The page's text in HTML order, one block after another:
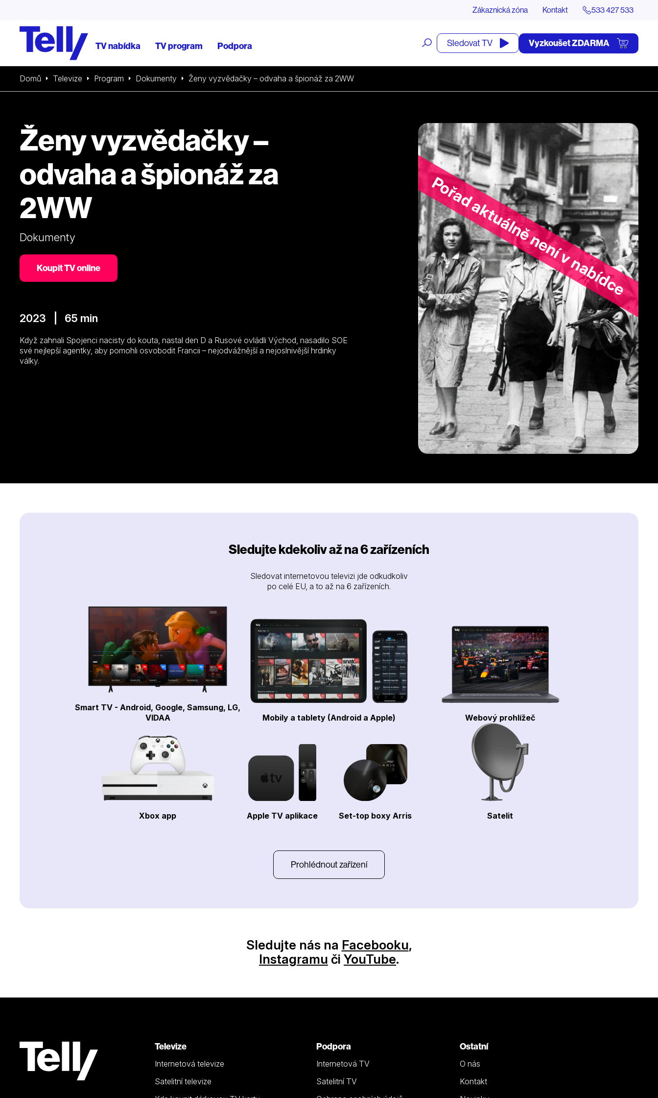
Zákaznická zóna Kontakt 533 427 533
TV nabídka TV program Podpora
Otevřít
vyhledávání
Sledovat TV Vyzkoušet ZDARMA
Domů Televize Program Dokumenty Ženy vyzvědačky – odvaha a špionáž za 2WW
Pořad aktuálně není v nabídce
Ženy vyzvědačky –
odvaha a špionáž za
2WW
Dokumenty
Koupit TV online
2023 | 65 min
Když zahnali Spojenci nacisty do kouta, nastal den D a Rusové ovládli Východ, nasadilo SOE
své nejlepší agentky, aby pomohli osvobodit Francii – nejodvážnější a nejoslnivější hrdinky
války.
Sledujte kdekoliv až na 6 zařízeních
Sledovat internetovou televizi jde odkudkoliv
po celé EU, a to až na 6 zařízeních.
Smart TV - Android, Google, Samsung, LG,
VIDAA
Mobily a tablety (Android a Apple) Webový prohlížeč
Xbox app Apple TV aplikace Set-top boxy Arris Satelit
Prohlédnout zařízení
Sledujte nás na Facebooku,
Instagramu či YouTube.
Televize
Internetová televize
Satelitní televize
Podpora
Internetová TV
Satelitní TV
Ostatní
O nás
Kontakt